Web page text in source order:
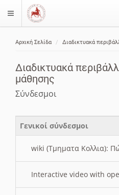
$langMenu
Αρχική Σελίδα Διαδικτυακά
Διαδικτυακά
μάθησης
Σύνδεσμοι
Γενικοί σύνδεσμοι
wiki (Τμηματα Κολλια):
Interactive video with